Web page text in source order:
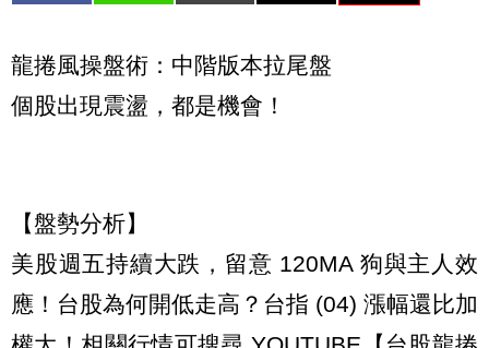
龍捲風操盤術：中階版本拉尾盤
個股出現震盪，都是機會！
【盤勢分析】
美股週五持續大跌，留意 120MA 狗與主人效
應！台股為何開低走高？台指 (04) 漲幅還比加